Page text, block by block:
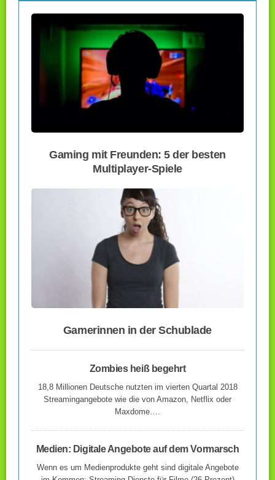
Gaming mit Freunden: 5 der besten
Multiplayer-Spiele
Gamerinnen in der Schublade
Zombies heiß begehrt
18,8 Millionen Deutsche nutzten im vierten Quartal 2018
Streamingangebote wie die von Amazon, Netflix oder
Maxdome….
Medien: Digitale Angebote auf dem Vormarsch
Wenn es um Medienprodukte geht sind digitale Angebote